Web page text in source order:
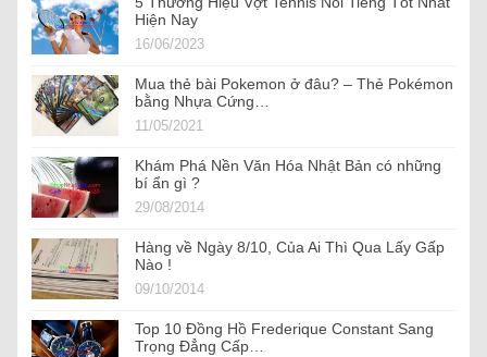
Hiện Nay
16/06/2023
Mua thẻ bài Pokemon ở đâu? – Thẻ Pokémon
bằng Nhựa Cứng…
11/05/2021
Khám Phá Nền Văn Hóa Nhật Bản có những
bí ẩn gì ?
29/08/2014
Hàng về Ngày 8/10, Của Ai Thì Qua Lấy Gấp
Nào !
09/10/2014
Top 10 Đồng Hồ Frederique Constant Sang
Trọng Đẳng Cấp…